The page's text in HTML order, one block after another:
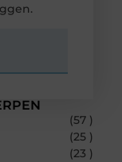
(57 )
(25 )
(23 )